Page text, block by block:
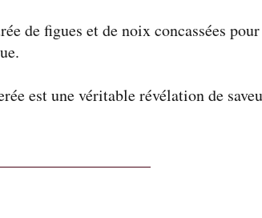
de figues et de noix concassées
est une véritable révélation de